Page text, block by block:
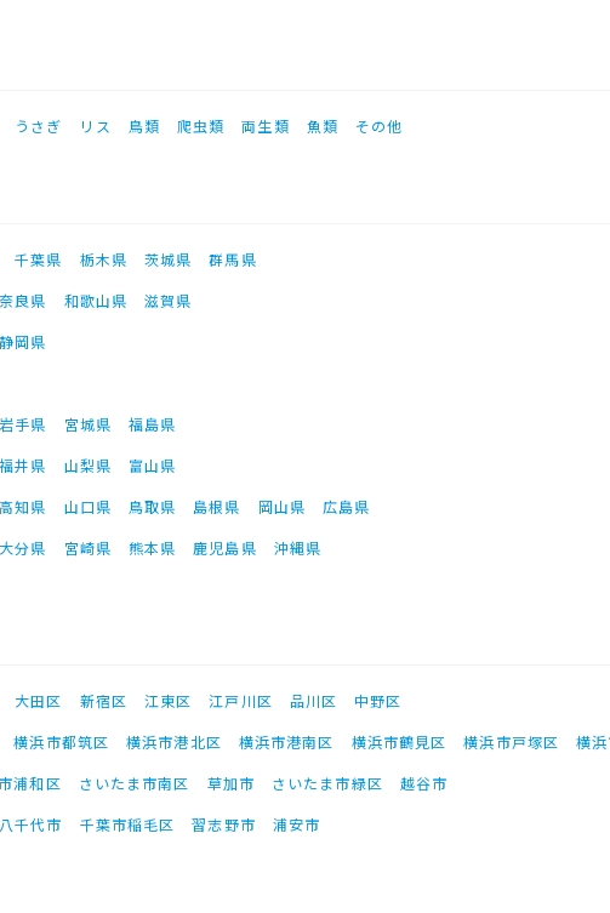
うさぎ リス 鳥類 爬虫類 両生類 魚類 その他
千葉県 栃木県 茨城県
群馬県
奈良県 和歌山県
滋賀県
静岡県
岩手県 宮城県
福島県
福井県 山梨県
富山県
高知県 山口県 鳥取県 島根県 岡山県
広島県
大分県 宮崎県 熊本県 鹿児島県 沖縄県
大田区 新宿区 江東区 江戸川区 品川区
中野区
横浜市都筑区 横浜市港北区 横浜市港南区 横浜市鶴見区 横浜市戸塚区
横
浦和区 さいたま市南区 草加市 さいたま市緑区
越谷市
八千代市 千葉市稲毛区 習志野市 浦安市